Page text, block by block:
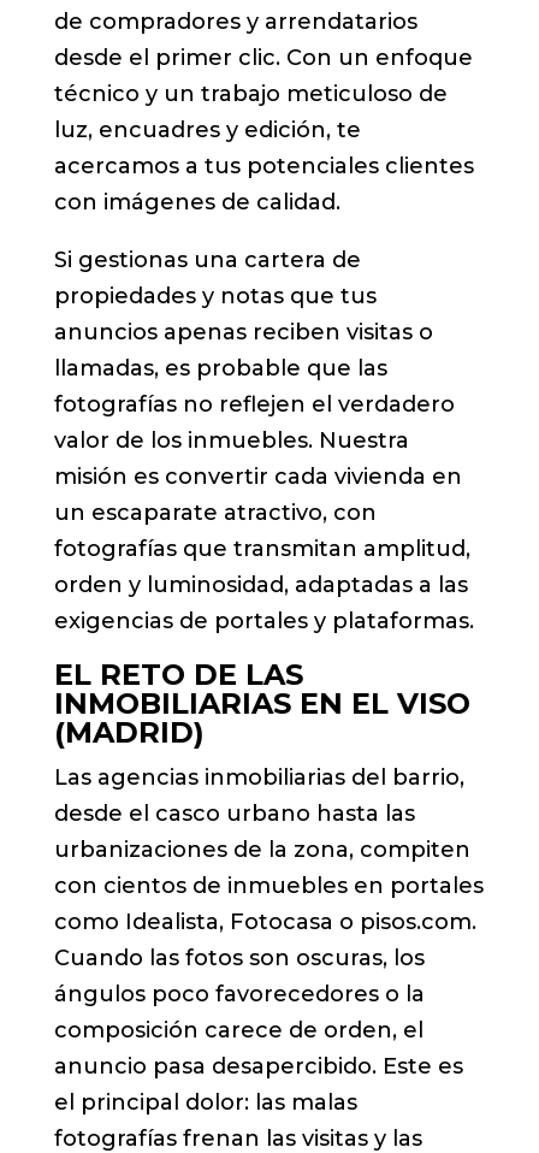
de compradores y arrendatarios
desde el primer clic. Con un enfoque
técnico y un trabajo meticuloso de
luz, encuadres y edición, te
acercamos a tus potenciales clientes
con imágenes de calidad.
Si gestionas una cartera de
propiedades y notas que tus
anuncios apenas reciben visitas o
llamadas, es probable que las
fotografías no reflejen el verdadero
valor de los inmuebles. Nuestra
misión es convertir cada vivienda en
un escaparate atractivo, con
fotografías que transmitan amplitud,
orden y luminosidad, adaptadas a las
exigencias de portales y plataformas.
EL RETO DE LAS
INMOBILIARIAS EN EL VISO
(MADRID)
Las agencias inmobiliarias del barrio,
desde el casco urbano hasta las
urbanizaciones de la zona, compiten
con cientos de inmuebles en portales
como Idealista, Fotocasa o pisos.com.
Cuando las fotos son oscuras, los
ángulos poco favorecedores o la
composición carece de orden, el
anuncio pasa desapercibido. Este es
el principal dolor: las malas
fotografías frenan las visitas y las